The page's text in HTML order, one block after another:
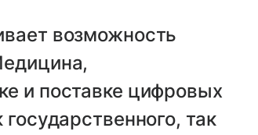
возможность
и поставке цифровых
так